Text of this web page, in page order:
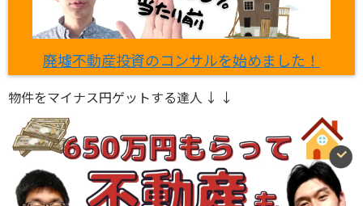
廃墟不動産投資のコンサルを始めました！
物件をマイナス円ゲットする達人 ↓ ↓